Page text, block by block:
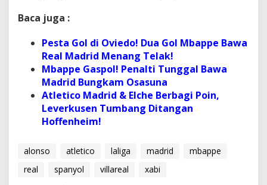
Baca juga :
Pesta Gol di Oviedo! Dua Gol Mbappe Bawa
Real Madrid Menang Telak!
Mbappe Gaspol! Penalti Tunggal Bawa
Madrid Bungkam Osasuna
Atletico Madrid & Elche Berbagi Poin,
Leverkusen Tumbang Ditangan
Hoffenheim!
alonso atletico laliga madrid
mbappe
real
spanyol villareal
xabi